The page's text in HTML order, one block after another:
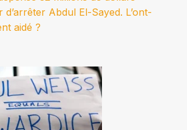
Abdul El-Sayed. L’ont-
aidé ?